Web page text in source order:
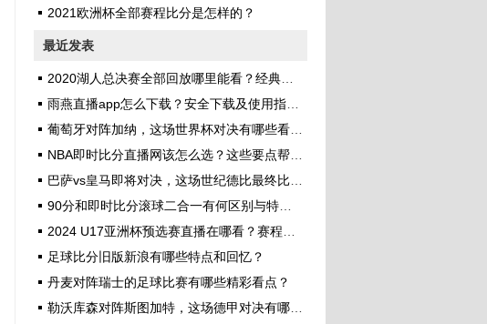
2021欧洲杯全部赛程比分是怎样的？
最近发表
2020湖人总决赛全部回放哪里能看？经典战役细节与精彩瞬间全解析
雨燕直播app怎么下载？安全下载及使用指南全解析
葡萄牙对阵加纳，这场世界杯对决有哪些看点和关键因素？
NBA即时比分直播网该怎么选？这些要点帮你找到靠谱平台
巴萨vs皇马即将对决，这场世纪德比最终比分会是多少？
90分和即时比分滚球二合一有何区别与特点？
2024 U17亚洲杯预选赛直播在哪看？赛程、参赛队和看点全解析
足球比分旧版新浪有哪些特点和回忆？
丹麦对阵瑞士的足球比赛有哪些精彩看点？
勒沃库森对阵斯图加特，这场德甲对决有哪些看点？